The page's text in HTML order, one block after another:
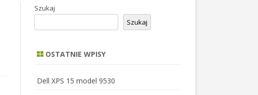
Szukaj
Szukaj
OSTATNIE WPISY
Dell XPS 15 model 9530